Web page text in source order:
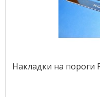
Накладки на пороги